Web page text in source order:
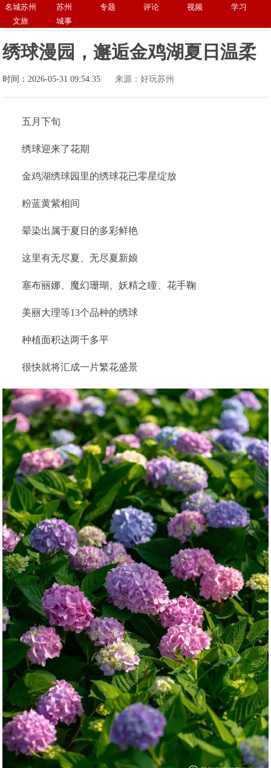
名城苏州 苏州 专题 评论 视频
学习
文旅
城事
绣球漫园，邂逅金鸡湖夏日温柔
时间：2026-05-31 09:54:35 来源：好玩苏州
五月下旬
绣球迎来了花期
金鸡湖绣球园里的绣球花已零星绽放
粉蓝黄紫相间
晕染出属于夏日的多彩鲜艳
这里有无尽夏、无尽夏新娘
塞布丽娜、魔幻珊瑚、妖精之瞳、花手鞠
美丽大理等13个品种的绣球
种植面积达两千多平
很快就将汇成一片繁花盛景